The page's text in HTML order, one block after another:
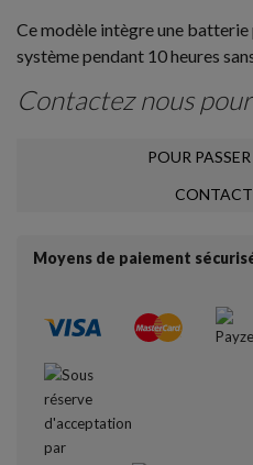
Ce modèle intègre une
système pendant 10 heures
Contactez nous
POUR
Moyens de paiement